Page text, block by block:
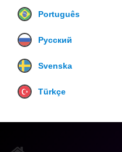
Português
Русский
Svenska
Türkçe